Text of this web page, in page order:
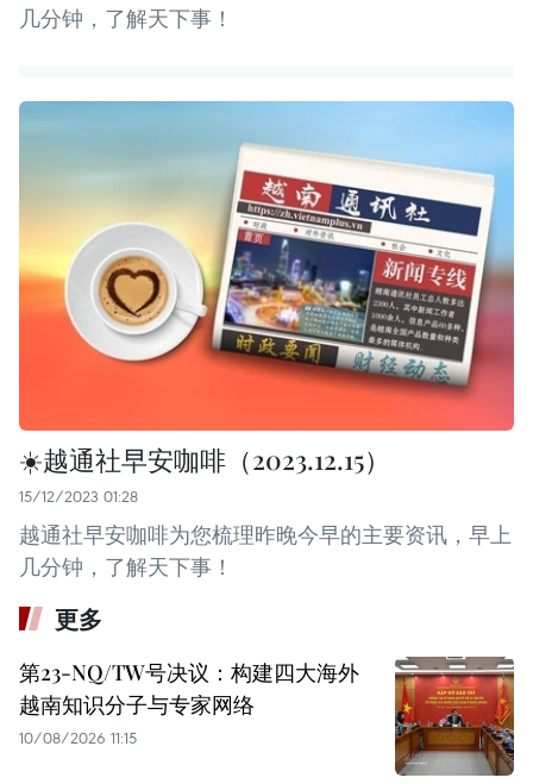
几分钟，了解天下事！
☀️越通社早安咖啡（2023.12.15）
15/12/2023 01:28
越通社早安咖啡为您梳理昨晚今早的主要资讯，早上
几分钟，了解天下事！
更多
第23-NQ/TW号决议：构建四大海外
越南知识分子与专家网络
10/08/2026 11:15